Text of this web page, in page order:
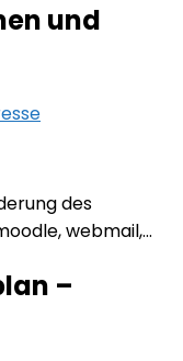
und
des
webmail,…
–